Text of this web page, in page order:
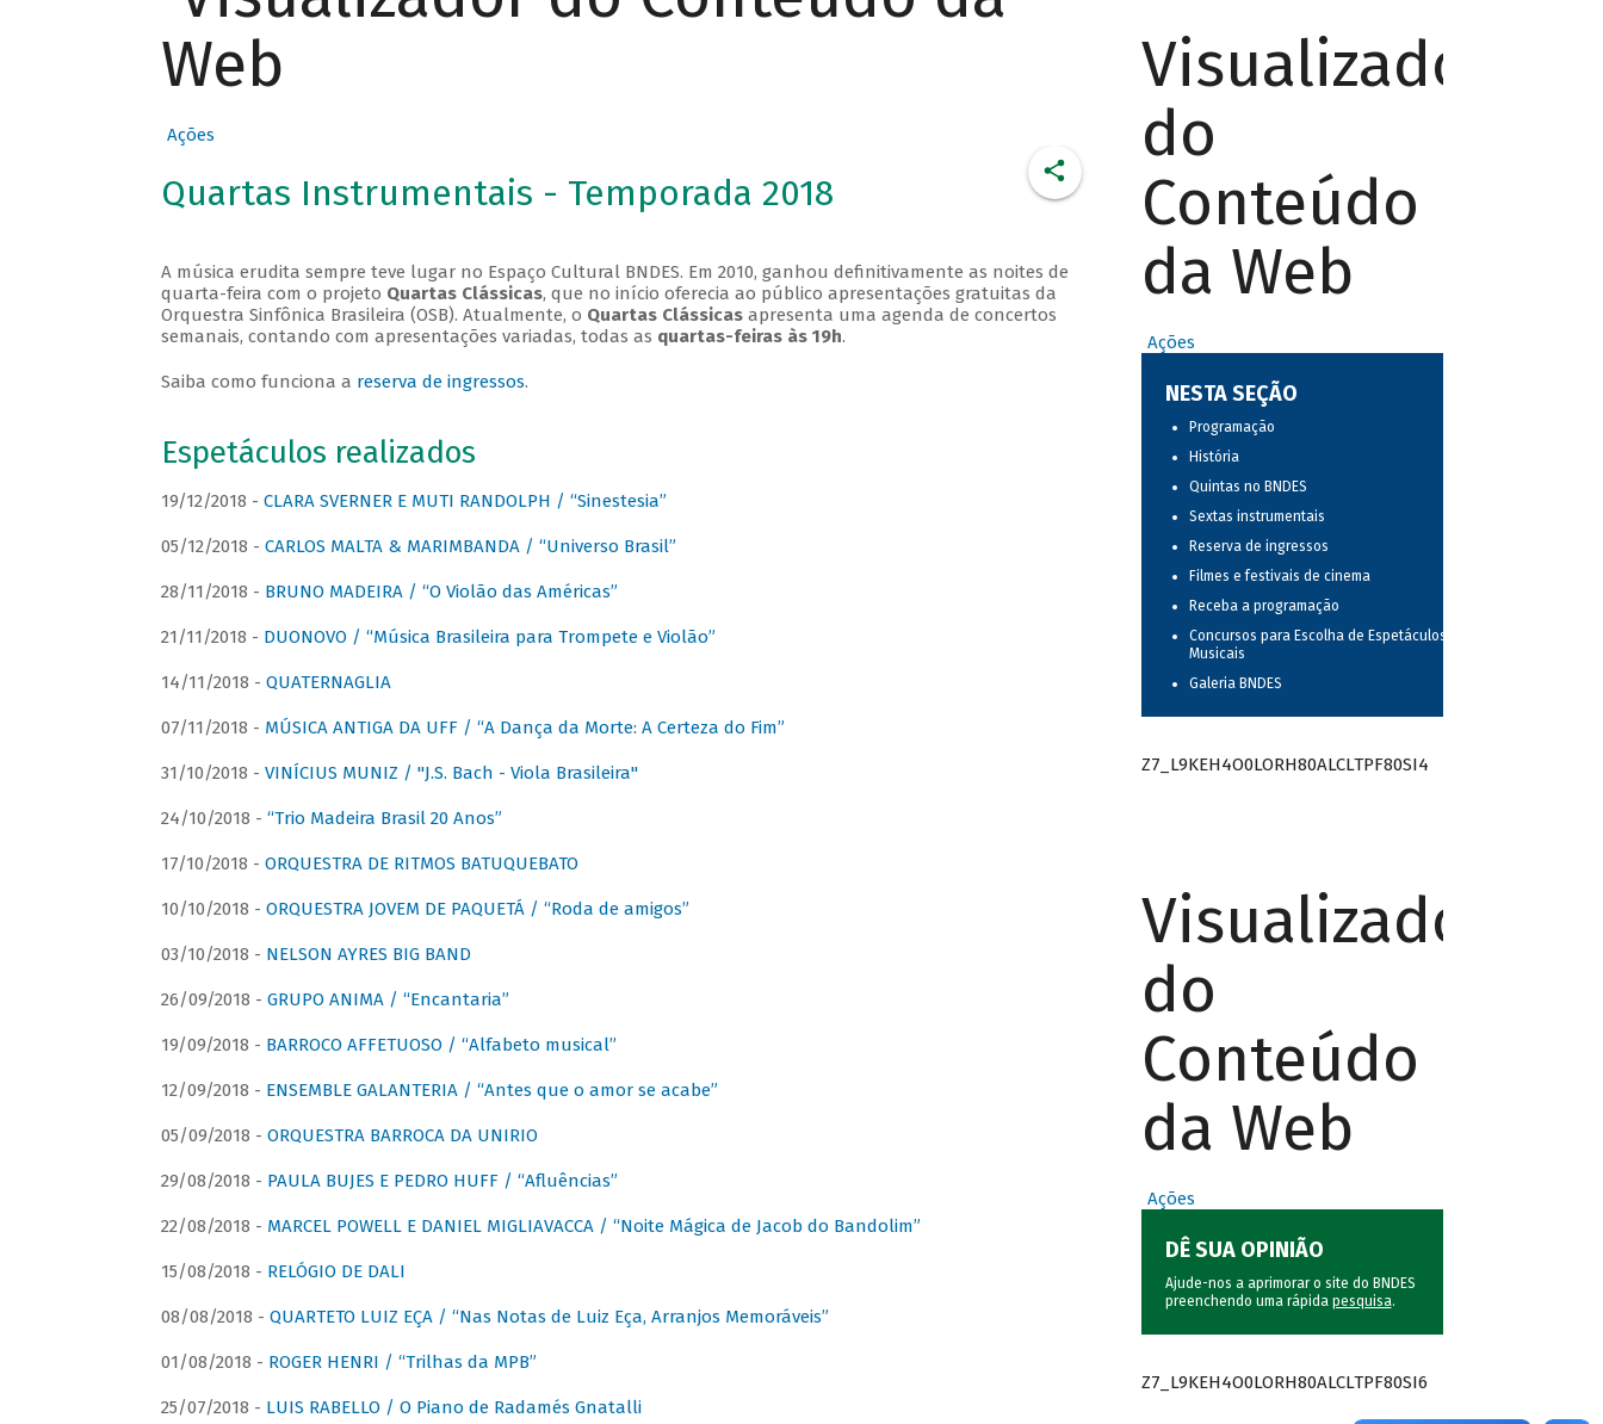
Web
Ações
Quartas Instrumentais - Temporada 2018
A música erudita sempre teve lugar no Espaço Cultural BNDES. Em 2010, ganhou definitivamente as noites de
quarta-feira com o projeto Quartas Clássicas, que no início oferecia ao público apresentações gratuitas da
Orquestra Sinfônica Brasileira (OSB). Atualmente, o Quartas Clássicasapresenta uma agenda de concertos
semanais, contando com apresentações variadas, todas as quartas-feiras às 19h.
Saiba como funciona a reserva de ingressos.
Espetáculos realizados
19/12/2018 - CLARA SVERNER E MUTI RANDOLPH / “Sinestesia”
05/12/2018 - CARLOS MALTA & MARIMBANDA / “Universo Brasil”
28/11/2018 - BRUNO MADEIRA / “O Violão das Américas”
21/11/2018 - DUONOVO / “Música Brasileira para Trompete e Violão”
14/11/2018 - QUATERNAGLIA
07/11/2018 - MÚSICA ANTIGA DA UFF / “A Dança da Morte: A Certeza do Fim”
31/10/2018 - VINÍCIUS MUNIZ / "J.S. Bach - Viola Brasileira"
24/10/2018 - “Trio Madeira Brasil 20 Anos”
17/10/2018 - ORQUESTRA DE RITMOS BATUQUEBATO
10/10/2018 - ORQUESTRA JOVEM DE PAQUETÁ / “Roda de amigos”
03/10/2018 - NELSON AYRES BIG BAND
26/09/2018 - GRUPO ANIMA / “Encantaria”
19/09/2018 - BARROCO AFFETUOSO / “Alfabeto musical”
12/09/2018 - ENSEMBLE GALANTERIA / “Antes que o amor se acabe”
05/09/2018 - ORQUESTRA BARROCA DA UNIRIO
29/08/2018 - PAULA BUJES E PEDRO HUFF / “Afluências”
22/08/2018 - MARCEL POWELL E DANIEL MIGLIAVACCA / “Noite Mágica de Jacob do Bandolim”
15/08/2018 - RELÓGIO DE DALI
08/08/2018 - QUARTETO LUIZ EÇA / “Nas Notas de Luiz Eça, Arranjos Memoráveis”
01/08/2018 - ROGER HENRI / “Trilhas da MPB”
25/07/2018 - LUIS RABELLO / O Piano de Radamés Gnatalli
Visualizador
do
Conteúdo
da Web
Ações
NESTA SEÇÃO
Programação
História
Quintas no BNDES
Sextas instrumentais
Reserva de ingressos
Filmes e festivais de cinema
Receba a programação
Concursos para Escolha de Espetáculos
Musicais
Galeria BNDES
Z7_L9KEH4O0LORH80ALCLTPF80SI4
Visualizador
do
Conteúdo
da Web
Ações
DÊ SUA OPINIÃO
Ajude-nos a aprimorar o site do BNDES
preenchendo uma rápida pesquisa.
Z7_L9KEH4O0LORH80ALCLTPF80SI6